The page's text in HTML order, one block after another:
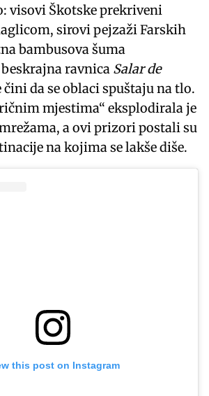
visovi Škotske prekriveni
sirovi pejzaži Farskih
bambusova šuma
beskrajna ravnica Salar de
čini da se oblaci spuštaju na tlo.
mjestima“ eksplodirala je
a ovi prizori postali su
na kojima se lakše diše.
this post on Instagram